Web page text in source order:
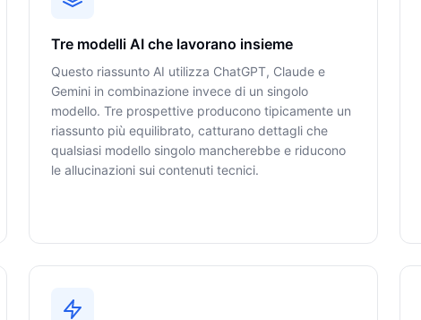
Tre modelli AI che lavorano insieme
Questo riassunto AI utilizza ChatGPT, Claude e
Gemini in combinazione invece di un singolo
modello. Tre prospettive producono tipicamente un
riassunto più equilibrato, catturano dettagli che
qualsiasi modello singolo mancherebbe e riducono
le allucinazioni sui contenuti tecnici.